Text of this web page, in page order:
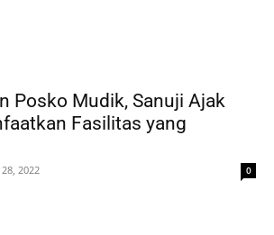
Posko Mudik, Sanuji Ajak
Fasilitas yang
2022 0